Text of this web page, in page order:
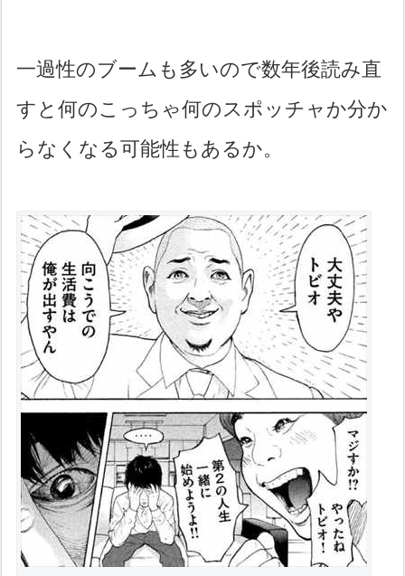
一過性のブームも多いので数年後読み直
すと何のこっちゃ何のスポッチャか分か
らなくなる可能性もあるか。